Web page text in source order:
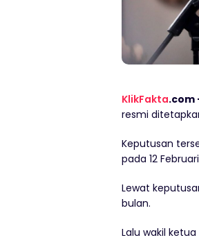
KlikFakta.com
resmi
Keputusan
pada 12
Lewat
bulan.
Lalu wakil